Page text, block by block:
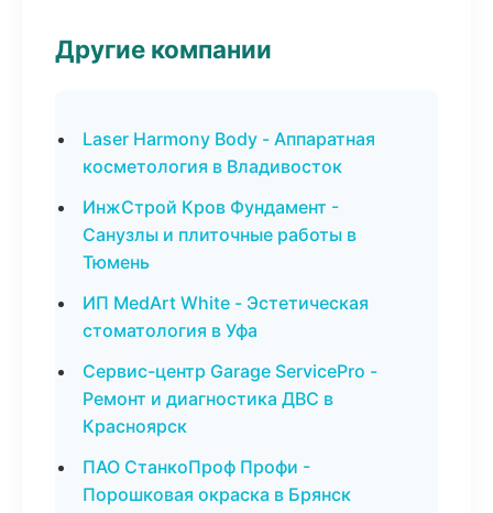
Другие компании
Laser Harmony Body - Аппаратная
косметология в Владивосток
ИнжСтрой Кров Фундамент -
Санузлы и плиточные работы в
Тюмень
ИП MedArt White - Эстетическая
стоматология в Уфа
Сервис-центр Garage ServicePro -
Ремонт и диагностика ДВС в
Красноярск
ПАО СтанкоПроф Профи -
Порошковая окраска в Брянск